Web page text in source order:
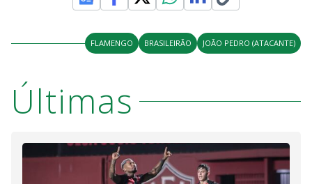
FLAMENGO BRASILEIRÃO JOÃO PEDRO (ATACANTE)
Últimas